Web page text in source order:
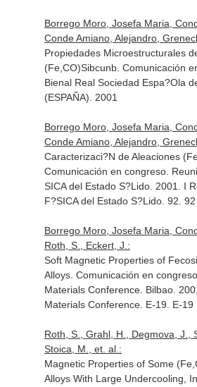
Borrego Moro, Josefa Maria,
Conde Amiano, Alejandro,
Propiedades Microestructurales
(Fe,CO)Sibcunb. Comunicación
Bienal Real Sociedad Espa?Ola
(ESPAÑA). 2001
Borrego Moro, Josefa Maria,
Conde Amiano, Alejandro,
Caracterizaci?N de Aleaciones
Comunicación en congreso.
SICA del Estado S?Lido. 2001. I
F?SICA del Estado S?Lido. 92. 92
Borrego Moro, Josefa Maria,
Roth, S., Eckert, J.:
Soft Magnetic Properties of
Alloys. Comunicación en
Materials Conference. Bilbao.
Materials Conference. E-19. E-19
Roth, S., Grahl, H., Degmova, J.,
Stoica, M., et. al.:
Magnetic Properties of Some
Alloys With Large Undercooling,